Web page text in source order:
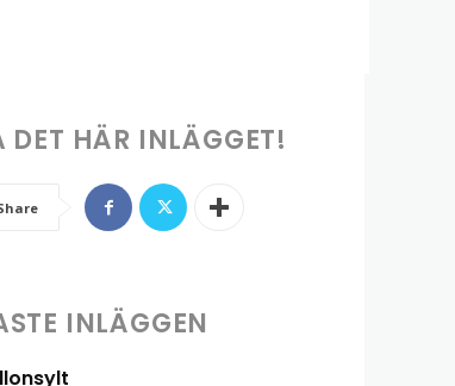
DET HÄR INLÄGGET!
INLÄGGEN